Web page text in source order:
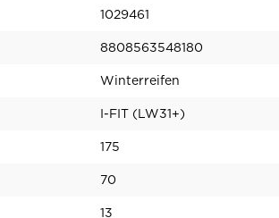
1029461
8808563548180
Winterreifen
I-FIT (LW31+)
175
70
13